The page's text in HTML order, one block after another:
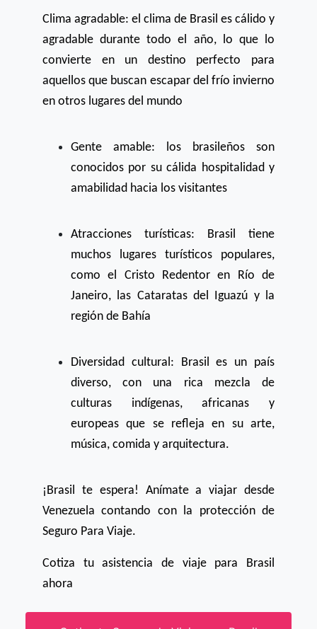
Clima agradable: el clima de Brasil es cálido y
agradable durante todo el año, lo que lo
convierte en un destino perfecto para
aquellos que buscan escapar del frío invierno
en otros lugares del mundo
Gente amable: los brasileños son
conocidos por su cálida hospitalidad y
amabilidad hacia los visitantes
Atracciones turísticas: Brasil tiene
muchos lugares turísticos populares,
como el Cristo Redentor en Río de
Janeiro, las Cataratas del Iguazú y la
región de Bahía
Diversidad cultural: Brasil es un país
diverso, con una rica mezcla de
culturas indígenas, africanas y
europeas que se refleja en su arte,
música, comida y arquitectura.
¡Brasil te espera! Anímate a viajar desde
Venezuela contando con la protección de
Seguro Para Viaje.
Cotiza tu asistencia de viaje para Brasil
ahora